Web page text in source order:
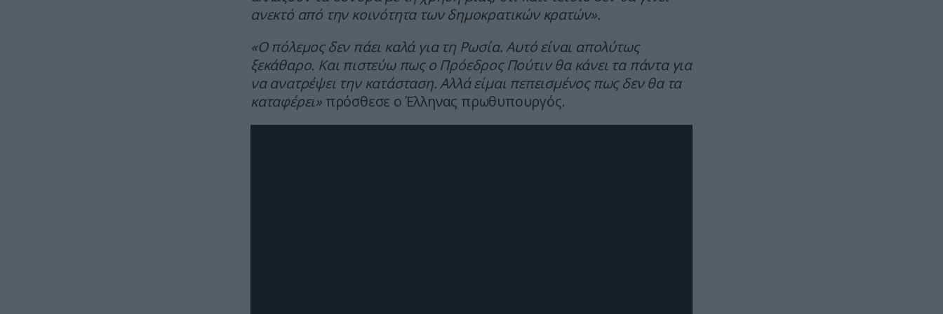
ανεκτό από την κοινότητα των δημοκρατικών κρατών».
«Ο πόλεμος δεν πάει καλά για τη Ρωσία. Αυτό είναι απολύτως
ξεκάθαρο. Και πιστεύω πως ο Πρόεδρος Πούτιν θα κάνει τα πάντα για
να ανατρέψει την κατάσταση. Αλλά είμαι πεπεισμένος πως δεν θα τα
καταφέρει» πρόσθεσε ο Έλληνας πρωθυπουργός.